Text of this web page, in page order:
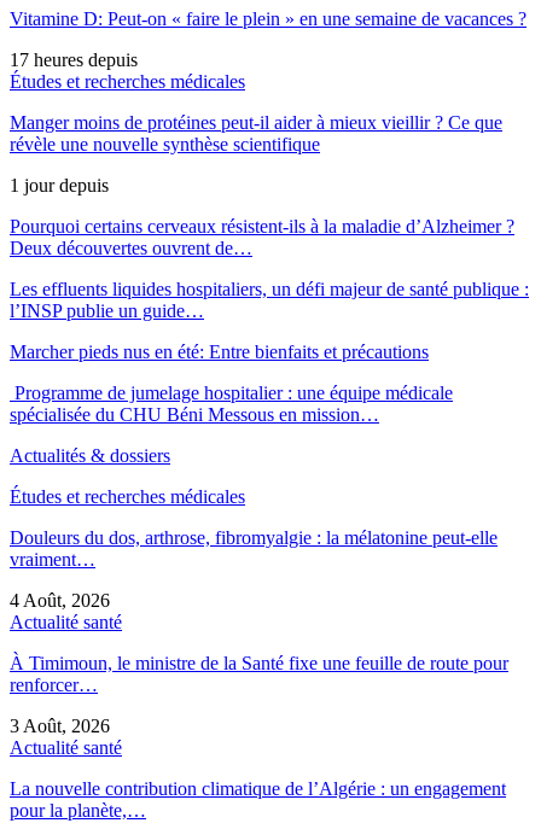
Vitamine D: Peut-on « faire le plein » en une semaine de vacances ?
17 heures depuis
Études et recherches médicales
Manger moins de protéines peut-il aider à mieux vieillir ? Ce que
révèle une nouvelle synthèse scientifique
1 jour depuis
Pourquoi certains cerveaux résistent-ils à la maladie d’Alzheimer ?
Deux découvertes ouvrent de…
Les effluents liquides hospitaliers, un défi majeur de santé publique :
l’INSP publie un guide…
Marcher pieds nus en été: Entre bienfaits et précautions
Programme de jumelage hospitalier : une équipe médicale
spécialisée du CHU Béni Messous en mission…
Actualités & dossiers
Études et recherches médicales
Douleurs du dos, arthrose, fibromyalgie : la mélatonine peut-elle
vraiment…
4 Août, 2026
Actualité santé
À Timimoun, le ministre de la Santé fixe une feuille de route pour
renforcer…
3 Août, 2026
Actualité santé
La nouvelle contribution climatique de l’Algérie : un engagement
pour la planète,…